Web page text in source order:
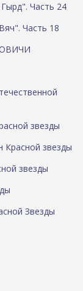
Часть 24
Часть 18
звезды
звезды
звезды
Звезды